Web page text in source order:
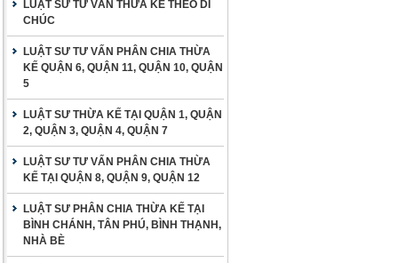
LUẬT SƯ TƯ VẤN THỪA KẾ THEO DI
CHÚC
LUẬT SƯ TƯ VẤN PHÂN CHIA THỪA
KẾ QUẬN 6, QUẬN 11, QUẬN 10, QUẬN
5
LUẬT SƯ THỪA KẾ TẠI QUẬN 1, QUẬN
2, QUẬN 3, QUẬN 4, QUẬN 7
LUẬT SƯ TƯ VẤN PHÂN CHIA THỪA
KẾ TẠI QUẬN 8, QUẬN 9, QUẬN 12
LUẬT SƯ PHÂN CHIA THỪA KẾ TẠI
BÌNH CHÁNH, TÂN PHÚ, BÌNH THẠNH,
NHÀ BÈ